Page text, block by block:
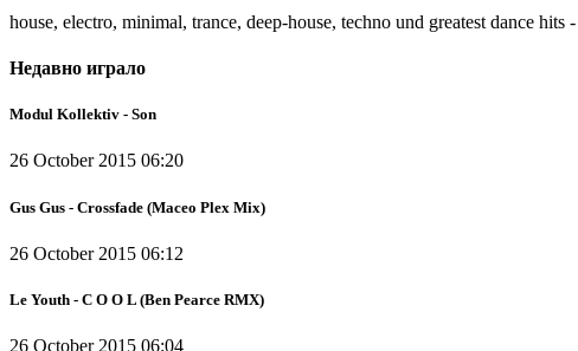
house, electro, minimal, trance, deep-house, techno und greatest dance
Недавно играло
Modul Kollektiv - Son
26 October 2015 06:20
Gus Gus - Crossfade (Maceo Plex Mix)
26 October 2015 06:12
Le Youth - C O O L (Ben Pearce RMX)
26 October 2015 06:04